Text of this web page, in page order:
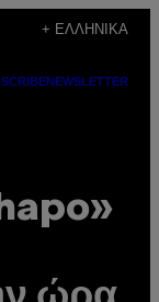
+ ΕΛΛΗΝΙΚΆ
NEWSLETTER